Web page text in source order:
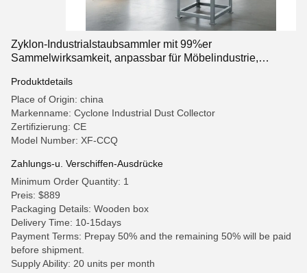
Zyklon-Industrialstaubsammler mit 99%er
Sammelwirksamkeit, anpassbar für Möbelindustrie,
Produktdetails
Place of Origin: china
Markenname: Cyclone Industrial Dust Collector
Zertifizierung: CE
Model Number: XF-CCQ
Zahlungs-u. Verschiffen-Ausdrücke
Minimum Order Quantity: 1
Preis: $889
Packaging Details: Wooden box
Delivery Time: 10-15days
Payment Terms: Prepay 50% and the remaining 50% will be paid
before shipment.
Supply Ability: 20 units per month